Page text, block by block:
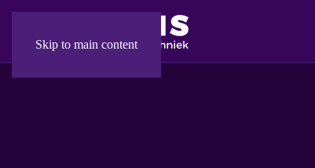
Skip to main content